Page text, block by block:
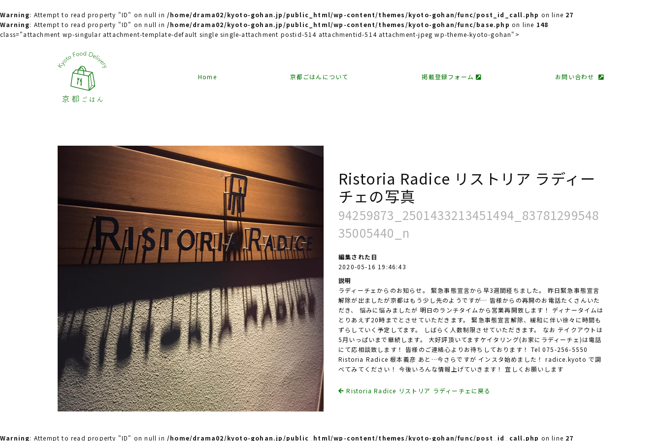
Warning: Attempt to read property "ID" on null in /home/drama02/kyoto-gohan.jp/public_html/wp-content/themes/kyoto-gohan/func/post_id_call.php on line 27
Warning: Attempt to read property "ID" on null in /home/drama02/kyoto-gohan.jp/public_html/wp-content/themes/kyoto-gohan/func/base.php on line 148
class="attachment wp-singular attachment-template-default single single-attachment postid-514 attachmentid-514 attachment-jpeg wp-theme-kyoto-gohan">
Home 京都ごはんについて 掲載登録フォーム お問い合わせ
Ristoria Radice リストリア ラディー
チェの写真
94259873_2501433213451494_83781299548
35005440_n
編集された日
2020-05-16 19:46:43
説明
ラディーチェからのお知らせ。 緊急事態宣言から早3週間経ちました。 昨日緊急事態宣言
解除が出ましたが京都はもう少し先のようですが… 皆様からの再開のお電話たくさんいた
だき、 悩みに悩みましたが 明日のランチタイムから営業再開致します！ ディナータイムは
とりあえず20時までとさせていただきます。 緊急事態宣言解除、緩和に伴い徐々に時間も
ずらしていく予定してます。 しばらく人数制限させていただきます。 なお テイクアウトは
5月いっぱいまで継続します。 大好評頂いてますケイタリング(お家にラディーチェ)は電話
にて応相談致します！ 皆様のご連絡心よりお待ちしております！ Tel 075-256-5550
Ristoria Radice 根本義彦 あと…今さらですが インスタ始めました！ radice.kyoto で調
べてみてください！ 今後いろんな情報上げていきます！ 宜しくお願いします
Ristoria Radice リストリア ラディーチェに戻る
Warning: Attempt to read property "ID" on null in /home/drama02/kyoto-gohan.jp/public_html/wp-content/themes/kyoto-gohan/func/post_id_call.php on line 27